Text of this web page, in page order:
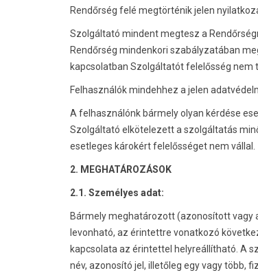
Rendőrség felé megtörténik jelen
Szolgáltató mindent megtesz a
Rendőrség mindenkori szabályzatában
kapcsolatban Szolgáltatót felelősség nem
Felhasználók mindehhez a jelen
A felhasználónk bármely olyan kérdése
Szolgáltató elkötelezett a szolgáltatás
esetleges károkért felelősséget nem vállal.
2. MEGHATÁROZÁSOK
2.1. Személyes adat:
Bármely meghatározott (azonosított vagy
levonható, az érintettre vonatkozó
kapcsolata az érintettel helyreállítható. A
név, azonosító jel, illetőleg egy vagy több,